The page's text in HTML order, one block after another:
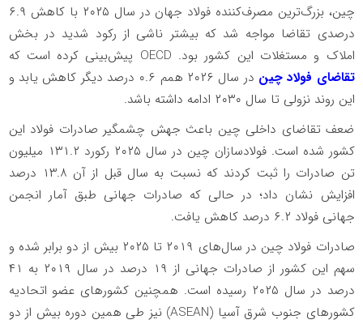
چین، بزرگ‌ترین مصرف‌کننده فولاد جهان در سال ۲۰۲۵ با کاهش ۶.۹
درصدی تقاضا مواجه شد که بیشتر ناشی از رکود شدید در بخش
املاک و مستغلات این کشور بود. OECD پیش‌بینی کرده است که
تقاضای فولاد چین
در سال ۲۰۲۶ همم ۰.۶ درصد دیگر کاهش یابد و
این روند نزولی تا سال ۲۰۳۰ ادامه داشته باشد.
ضعف تقاضای داخلی چین باعث جهش چشمگیر صادرات فولاد این
کشور شده است. فولادسازان چین در سال ۲۰۲۵ رکورد ۱۳۱.۲ میلیون
تن صادرات را ثبت کردند که نسبت به سال قبل از آن ۱۳.۸ درصد
افزایش نشان داد؛ در حالی که صادرات جهانی طبق آمار انجمن
جهانی فولاد ۶.۲ درصد کاهش یافت.
صادرات فولاد چین در سال‌های ۲۰۱۹ تا ۲۰۲۵ بیش از دو برابر شده و
سهم این کشور از صادرات جهانی از ۱۹ درصد در سال ۲۰۱۹ به ۴۱
درصد در سال ۲۰۲۵ رسیده است. همچنین کشورهای عضو اتحادیه
کشورهای جنوب شرق آسیا (ASEAN) نیز طی همین دوره بیش از دو